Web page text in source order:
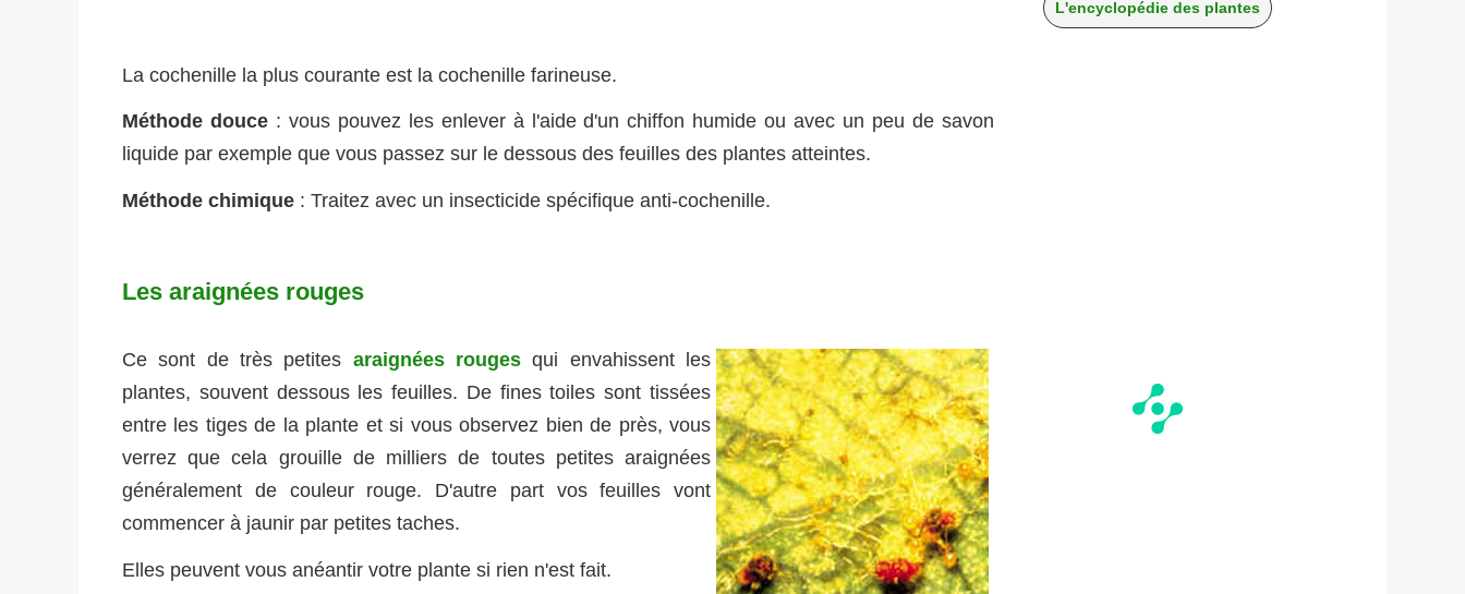
La cochenille la plus courante est la cochenille farineuse.
Méthode douce: vous pouvez les enlever à l'aide d'un chiffon humide ou avec un peu de savon
liquide par exemple que vous passez sur le dessous des feuilles des plantes atteintes.
Méthode chimique : Traitez avec un insecticide spécifique anti-cochenille.
Les araignées rouges
Ce sont de très petites araignées rouges qui envahissent les
plantes, souvent dessous les feuilles. De fines toiles sont tissées
entre les tiges de la plante et si vous observez bien de près, vous
verrez que cela grouille de milliers de toutes petites araignées
généralement de couleur rouge. D'autre part vos feuilles vont
commencer à jaunir par petites taches.
Elles peuvent vous anéantir votre plante si rien n'est fait.
L'encyclopédie des plantes